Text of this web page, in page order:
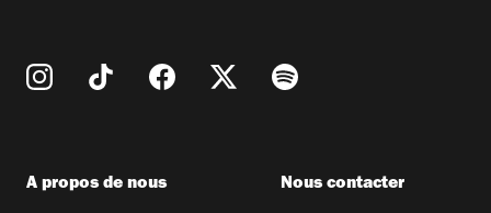
A propos de nous Nous contacter